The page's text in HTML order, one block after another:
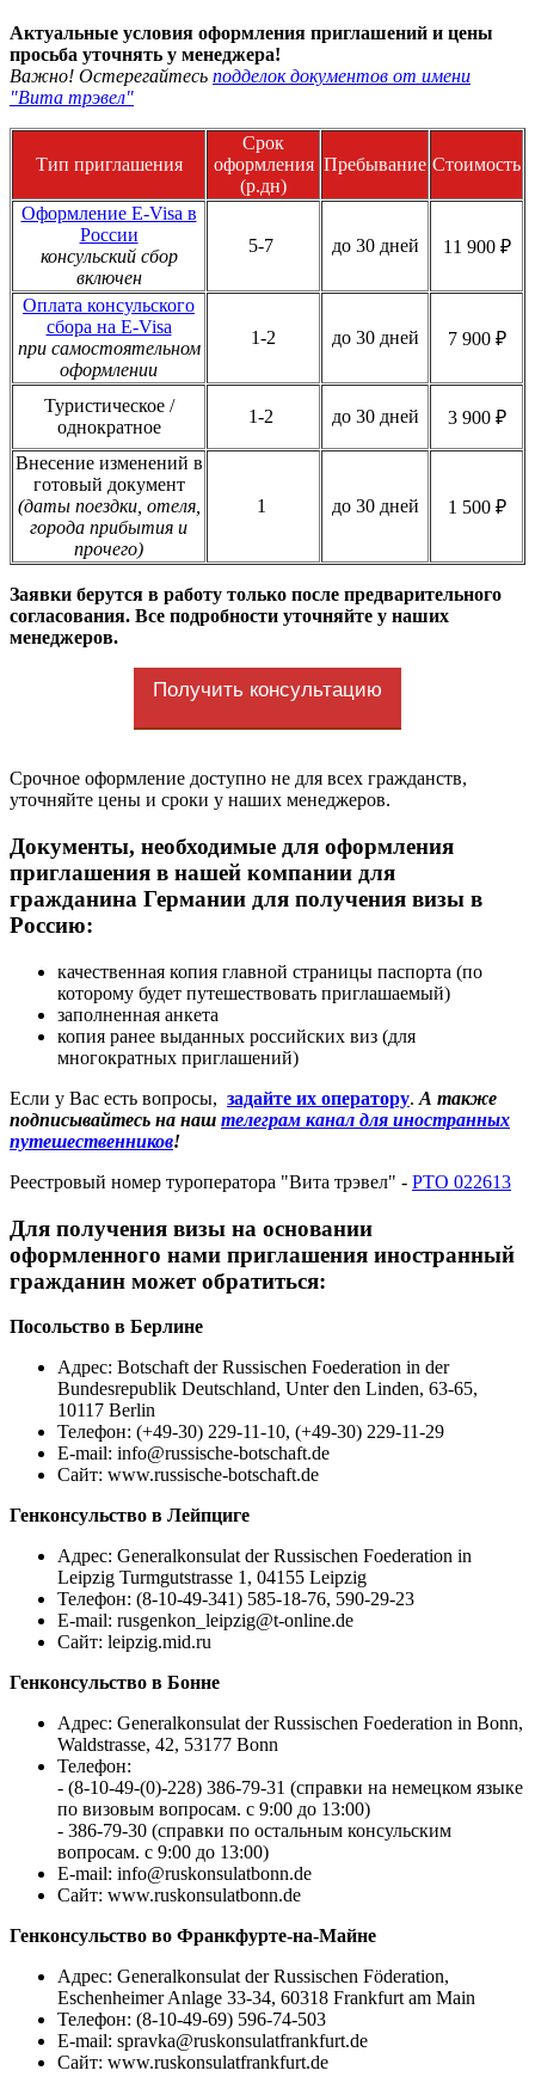
Актуальные условия оформления приглашений и цены
просьба уточнять у менеджера!
Важно! Остерегайтесь подделок документов от имени
"Вита трэвел"
Тип приглашения
Срок
оформления
(р.дн)
Пребывание Стоимость
Оформление E-Visa в
России
консульский сбор
включен
5-7 до 30 дней 11 900 ₽
Оплата консульского
сбора на E-Visa
при самостоятельном
оформлении
1-2 до 30 дней 7 900 ₽
Туристическое /
однократное
1-2 до 30 дней 3 900 ₽
Внесение изменений в
готовый документ
(даты поездки, отеля,
города прибытия и
прочего)
1 до 30 дней 1 500 ₽
Заявки берутся в работу только после предварительного
согласования. Все подробности уточняйте у наших
менеджеров.
Получить консультацию
Срочное оформление доступно не для всех гражданств,
уточняйте цены и сроки у наших менеджеров.
Документы, необходимые для оформления
приглашения в нашей компании для
гражданина Германии для получения визы в
Россию:
качественная копия главной страницы паспорта (по
которому будет путешествовать приглашаемый)
заполненная анкета
копия ранее выданных российских виз (для
многократных приглашений)
Если у Вас есть вопросы, задайте их оператору. А также
подписывайтесь на наш телеграм канал для иностранных
путешественников!
Реестровый номер туроператора "Вита трэвел" - РТО 022613
Для получения визы на основании
оформленного нами приглашения иностранный
гражданин может обратиться:
Посольство в Берлине
Адрес: Botschaft der Russischen Foederation in der
Bundesrepublik Deutschland, Unter den Linden, 63-65,
10117 Berlin
Телефон: (+49-30) 229-11-10, (+49-30) 229-11-29
E-mail: info@russische-botschaft.de
Сайт: www.russische-botschaft.de
Генконсульство в Лейпциге
Адрес: Generalkonsulat der Russischen Foederation in
Leipzig Turmgutstrasse 1, 04155 Leipzig
Телефон: (8-10-49-341) 585-18-76, 590-29-23
E-mail: rusgenkon_leipzig@t-online.de
Сайт: leipzig.mid.ru
Генконсульство в Бонне
Адрес: Generalkonsulat der Russischen Foederation in Bonn,
Waldstrasse, 42, 53177 Bonn
Телефон:
- (8-10-49-(0)-228) 386-79-31 (справки на немецком языке
по визовым вопросам. с 9:00 до 13:00)
- 386-79-30 (справки по остальным консульским
вопросам. с 9:00 до 13:00)
E-mail: info@ruskonsulatbonn.de
Сайт: www.ruskonsulatbonn.de
Генконсульство во Франкфурте-на-Майне
Адрес: Generalkonsulat der Russischen Föderation,
Eschenheimer Anlage 33-34, 60318 Frankfurt am Main
Телефон: (8-10-49-69) 596-74-503
E-mail: spravka@ruskonsulatfrankfurt.de
Сайт: www.ruskonsulatfrankfurt.de